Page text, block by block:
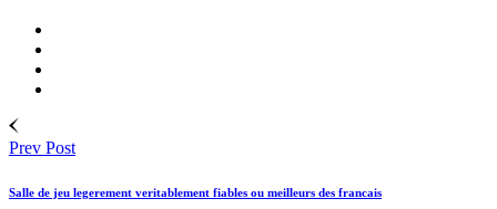
Prev Post
Salle de jeu legerement veritablement fiables ou meilleurs des francais